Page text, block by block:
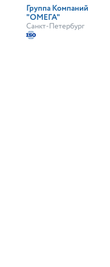
Группа Компаний
"ОМЕГА"
Санкт-Петербург